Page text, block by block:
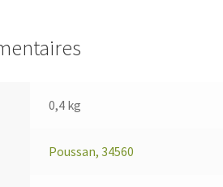
0,4 kg
Poussan, 34560